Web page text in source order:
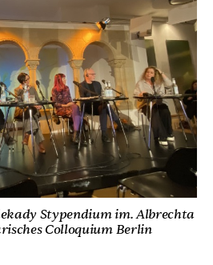
Stypendium im. Albrechta
Colloquium Berlin